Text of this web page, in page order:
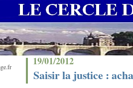
19/01/2012
Saisir la justice :